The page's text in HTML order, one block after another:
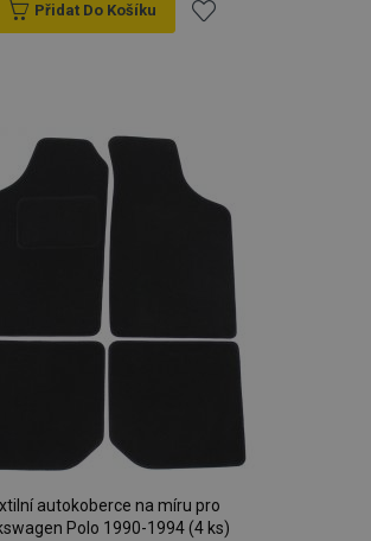
Přidat Do Košíku
autokoberce na míru pro
Polo 1990-1994 (4 ks)